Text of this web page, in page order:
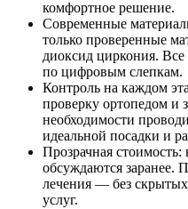
комфортное решение.
Современные
только проверенные
диоксид циркония. Все
по цифровым слепкам.
Контроль на каждом
проверку ортопедом и
необходимости
идеальной посадки и
Прозрачная
обсуждаются заранее.
лечения — без
услуг.